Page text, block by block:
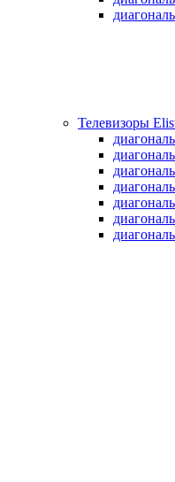
Телевизоры